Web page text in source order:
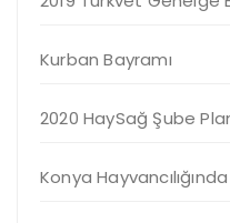
Kurban Bayramı
2020 HaySağ Şube
Konya